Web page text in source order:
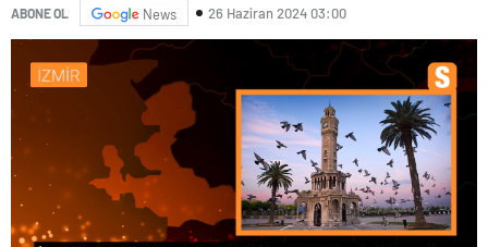
ABONE OL News 26 Haziran 2024 03:00